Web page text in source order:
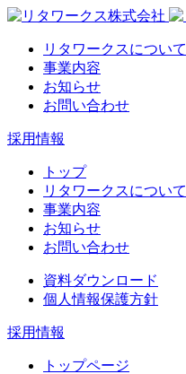
リタワークスについて
事業内容
お知らせ
お問い合わせ
採用情報
トップ
リタワークスについて
事業内容
お知らせ
お問い合わせ
資料ダウンロード
個人情報保護方針
採用情報
トップページ